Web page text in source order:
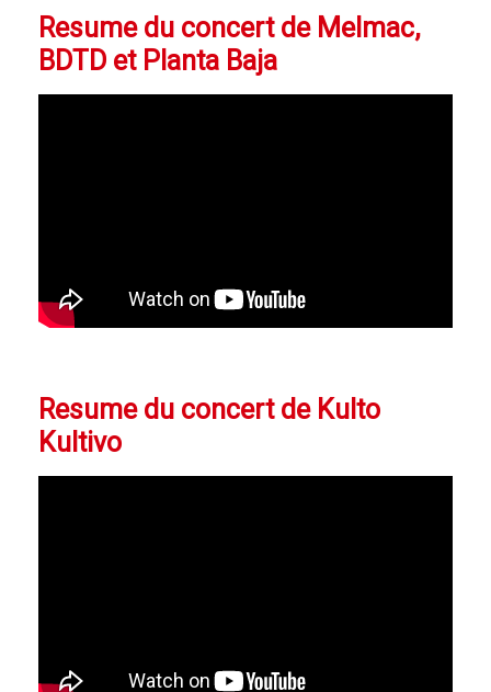
Resume du concert de Melmac,
BDTD et Planta Baja
Resume du concert de Kulto
Kultivo